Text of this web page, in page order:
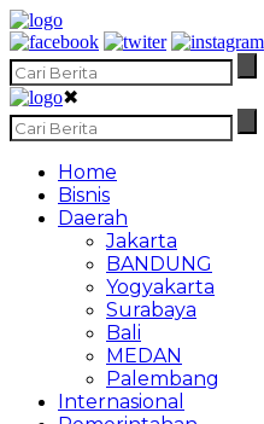
✖
Home
Bisnis
Daerah
Jakarta
BANDUNG
Yogyakarta
Surabaya
Bali
MEDAN
Palembang
Internasional